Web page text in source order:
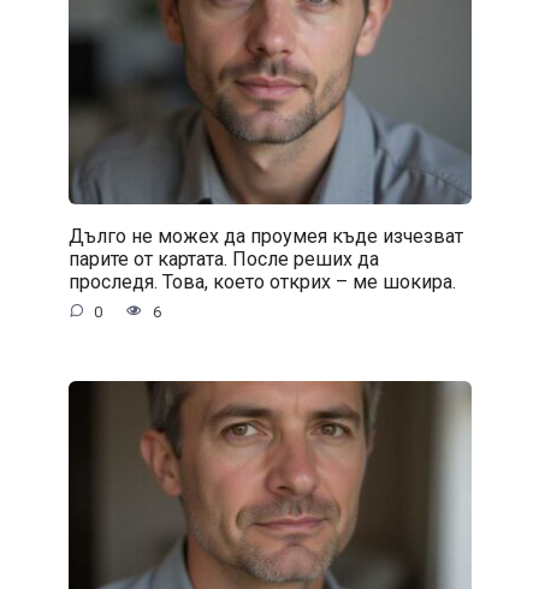
Дълго не можех да проумея къде изчезват
парите от картата. После реших да
проследя. Това, което открих – ме шокира.
0 6